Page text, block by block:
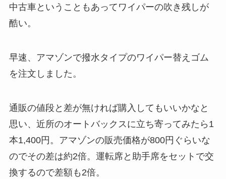
中古車ということもあってワイパーの吹き残しが
酷い。
早速、アマゾンで撥水タイプのワイパー替えゴム
を注文しました。
通販の値段と差が無ければ購入してもいいかなと
思い、近所のオートバックスに立ち寄ってみたら1
本1,400円。アマゾンの販売価格が800円ぐらいな
のでその差は約2倍。運転席と助手席をセットで交
換するので差額も2倍。